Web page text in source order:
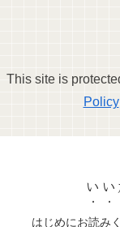
This site is
Policy
い
はじめにお読み